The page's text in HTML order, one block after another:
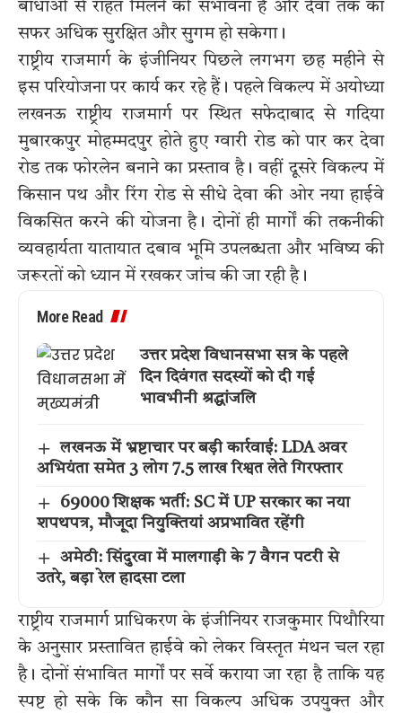
बाधाओं से राहत मिलने की संभावना है और देवा तक का
सफर अधिक सुरक्षित और सुगम हो सकेगा।
राष्ट्रीय राजमार्ग के इंजीनियर पिछले लगभग छह महीने से
इस परियोजना पर कार्य कर रहे हैं। पहले विकल्प में अयोध्या
लखनऊ राष्ट्रीय राजमार्ग पर स्थित सफेदाबाद से गदिया
मुबारकपुर मोहम्मदपुर होते हुए ग्वारी रोड को पार कर देवा
रोड तक फोरलेन बनाने का प्रस्ताव है। वहीं दूसरे विकल्प में
किसान पथ और रिंग रोड से सीधे देवा की ओर नया हाईवे
विकसित करने की योजना है। दोनों ही मार्गों की तकनीकी
व्यवहार्यता यातायात दबाव भूमि उपलब्धता और भविष्य की
जरूरतों को ध्यान में रखकर जांच की जा रही है।
More Read
उत्तर प्रदेश विधानसभा सत्र के पहले
दिन दिवंगत सदस्यों को दी गई
भावभीनी श्रद्धांजलि
लखनऊ में भ्रष्टाचार पर बड़ी कार्रवाई: LDA अवर
अभियंता समेत 3 लोग 7.5 लाख रिश्वत लेते गिरफ्तार
69000 शिक्षक भर्ती: SC में UP सरकार का नया
शपथपत्र, मौजूदा नियुक्तियां अप्रभावित रहेंगी
अमेठी: सिंदुरवा में मालगाड़ी के 7 वैगन पटरी से
उतरे, बड़ा रेल हादसा टला
राष्ट्रीय राजमार्ग प्राधिकरण के इंजीनियर राजकुमार पिथौरिया
के अनुसार प्रस्तावित हाईवे को लेकर विस्तृत मंथन चल रहा
है। दोनों संभावित मार्गों पर सर्वे कराया जा रहा है ताकि यह
स्पष्ट हो सके कि कौन सा विकल्प अधिक उपयुक्त और